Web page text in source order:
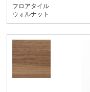
フロアタイル
ウォルナット